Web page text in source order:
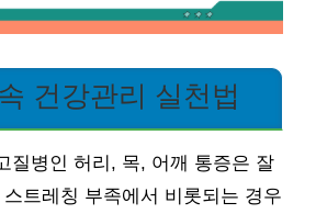
건강관리 실천법
질병인 허리, 목, 어깨 통증은 잘
트레칭 부족에서 비롯되는 경우